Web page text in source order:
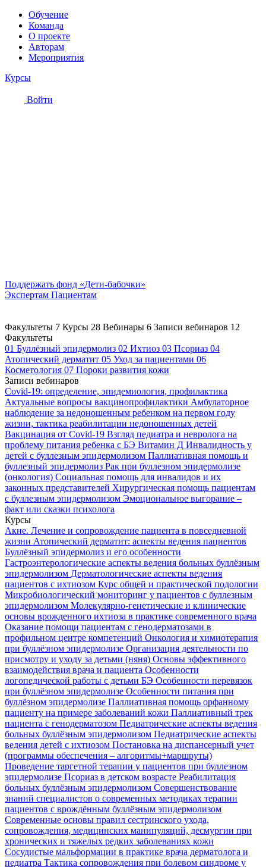
Обучение
Команда
О проекте
Авторам
Мероприятия
Курсы
Войти
Поддержать фонд «Дети-бабочки»
Экспертам Пациентам
Факультеты 7 Курсы 28 Вебинары 6 Записи вебинаров 12
Факультеты
01 Буллёзный эпидермолиз 02 Ихтиоз 03 Псориаз 04
Атопический дерматит 05 Уход за пациентами 06
Косметология 07 Пороки развития кожи
Записи вебинаров
Covid-19: определение, эпидемиология, профилактика
Актуальные вопросы вакцинопрофилактики Амбулаторное
наблюдение за недоношенным ребенком на первом году
жизни, тактика реабилитации недоношенных детей
Вакцинация от Covid-19 Взгляд педиатра и невролога на
проблему питания ребенка с БЭ Витамин Д Инвалидность у
детей с буллезным эпидермолизом Паллиативная помощь и
буллезный эпидермолиз Рак при буллезном эпидермолизе
(онкология) Социальная помощь для инвалидов и их
законных представителей Хирургическая помощь пациентам
с буллезным эпидермолизом Эмоциональное выгорание –
факт или сказки психолога
Курсы
Акне. Лечение и сопровождение пациента в повседневной
жизни Атопический дерматит: аспекты ведения пациентов
Буллёзный эпидермолиз и его особенности
Гастроэнтерологические аспекты ведения больных буллёзным
эпидермолизом Дерматологические аспекты ведения
пациентов с ихтиозом Курс общей и практической подологии
Микробиологический мониторинг у пациентов с буллезным
эпидермолизом Молекулярно-генетические и клинические
основы врожденного ихтиоза в практике современного врача
Оказание помощи пациентам с генодерматозами в
профильном центре компетенций Онкология и химиотерапия
при буллёзном эпидермолизе Организация деятельности по
присмотру и уходу за детьми (няня) Основы эффективного
взаимодействия врача и пациента Особенности
логопедической работы с детьми БЭ Особенности перевязок
при буллёзном эпидермолизе Особенности питания при
буллёзном эпидермолизе Паллиативная помощь орфанному
пациенту на примере заболеваний кожи Паллиативный трек
пациента с генодерматозом Педиатрические аспекты ведения
больных буллёзным эпидермолизом Педиатрические аспекты
ведения детей с ихтиозом Постановка на диспансерный учет
(программы обеспечения – алгоритмы+маршруты)
Проведение таргетной терапии у пациентов при буллезном
эпидермолизе Псориаз в детском возрасте Реабилитация
больных буллёзным эпидермолизом Совершенствование
знаний специалистов о современных методиках терапии
пациентов с врождённым буллёзным эпидермолизом
Современные основы правил сестринского ухода,
сопровождения, медицинских манипуляций, десмургии при
хронических и тяжелых редких заболеваниях кожи
Сосудистые мальформации в практике врача дерматолога и
педиатра Тактика сопровождения при болевом синдроме у